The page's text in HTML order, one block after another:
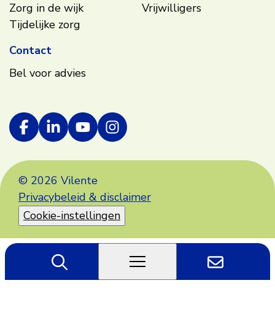
Zorg in de wijk
Tijdelijke zorg
Vrijwilligers
Contact
Bel voor advies
© 2026 Vilente
Privacybeleid & disclaimer
Cookie-instellingen